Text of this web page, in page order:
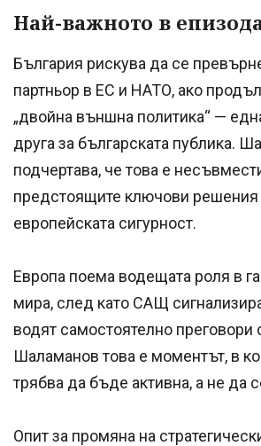
Най-важното в
България рискува да се
партньор в ЕС и НАТО, ако
„двойна външна политика“ —
друга за българската публика.
подчертава, че това е
предстоящите ключови решения
европейската сигурност.
Европа поема водещата роля в
мира, след като САЩ
водят самостоятелно
Шаламанов това е моментът, в
трябва да бъде активна, а не да
Опит за промяна на